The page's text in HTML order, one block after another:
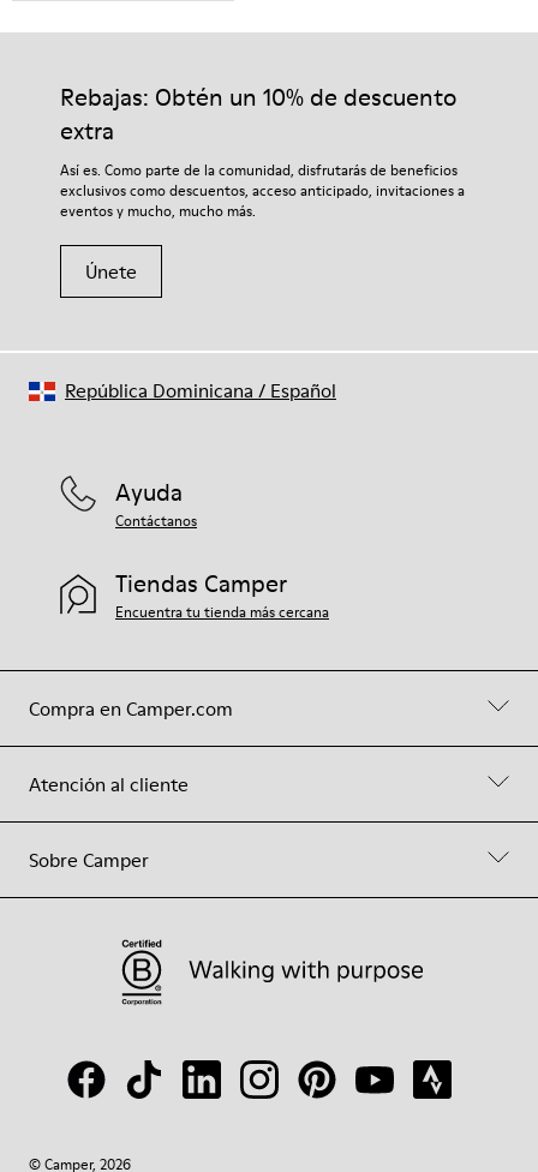
Rebajas: Obtén un 10% de descuento
extra
Así es. Como parte de la comunidad, disfrutarás de beneficios
exclusivos como descuentos, acceso anticipado, invitaciones a
eventos y mucho, mucho más.
Únete
Compra en Camper.com
Atención al cliente
Sobre Camper
Ayuda
Contáctanos
Tiendas Camper
Encuentra tu tienda más cercana
© Camper, 2026
República Dominicana / Español